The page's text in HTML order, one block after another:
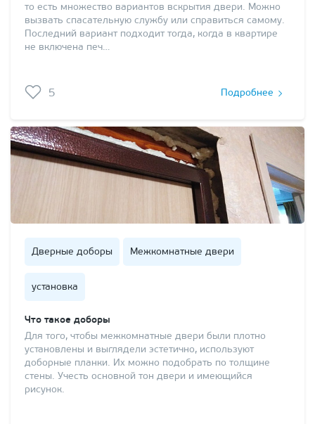
то есть множество вариантов вскрытия двери. Можно
вызвать спасательную службу или справиться самому.
Последний вариант подходит тогда, когда в квартире
не включена печ…
5 Подробнее
Дверные доборы Межкомнатные двери
установка
Что такое доборы
Для того, чтобы межкомнатные двери были плотно
установлены и выглядели эстетично, используют
доборные планки. Их можно подобрать по толщине
стены. Учесть основной тон двери и имеющийся
рисунок.